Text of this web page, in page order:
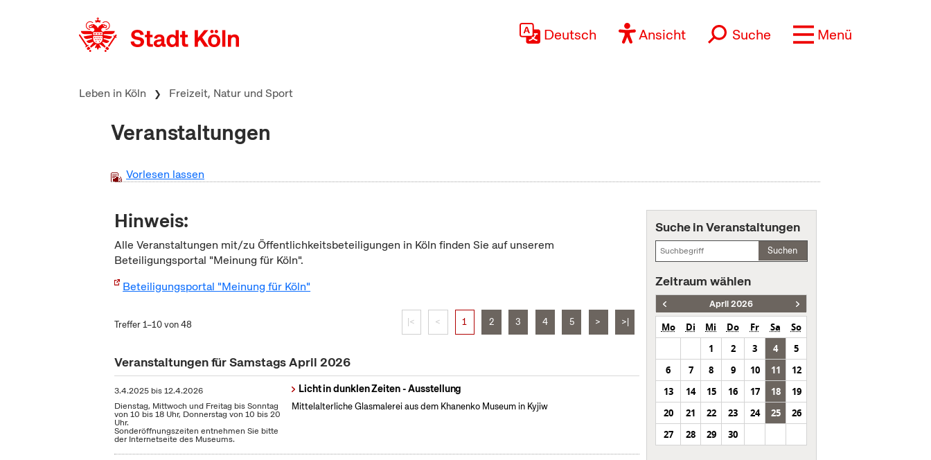
Deutsch Ansicht Suche Menü
Leben in Köln Freizeit, Natur und Sport
Veranstaltungen
Vorlesen lassen
Hinweis:
Alle Veranstaltungen mit/zu Öffentlichkeitsbeteiligungen in Köln finden Sie auf unserem
Beteiligungsportal "Meinung für Köln".
Beteiligungsportal "Meinung für Köln"
Treffer 1–10 von 48 |< < 1 2 3 4 5 > >|
Veranstaltungen für Samstags April 2026
3.4.2025 bis12.4.2026
Dienstag, Mittwoch und Freitag bis Sonntag
von 10 bis 18 Uhr, Donnerstag von 10 bis 20
Uhr.
Sonderöffnungszeiten entnehmen Sie bitte
der Internetseite des Museums.
Licht in dunklen Zeiten - Ausstellung
Mittelalterliche Glasmalerei aus dem Khanenko Museum in Kyjiw
Suche in Veranstaltungen
Suchen
Zeitraum wählen
April 2026
Mo Di Mi Do Fr Sa
So
1
2 3 4
5
6
7 8 9 10 11
12
13
14 15 16 17 18
19
20
21 22 23 24 25
26
27
28 29 30